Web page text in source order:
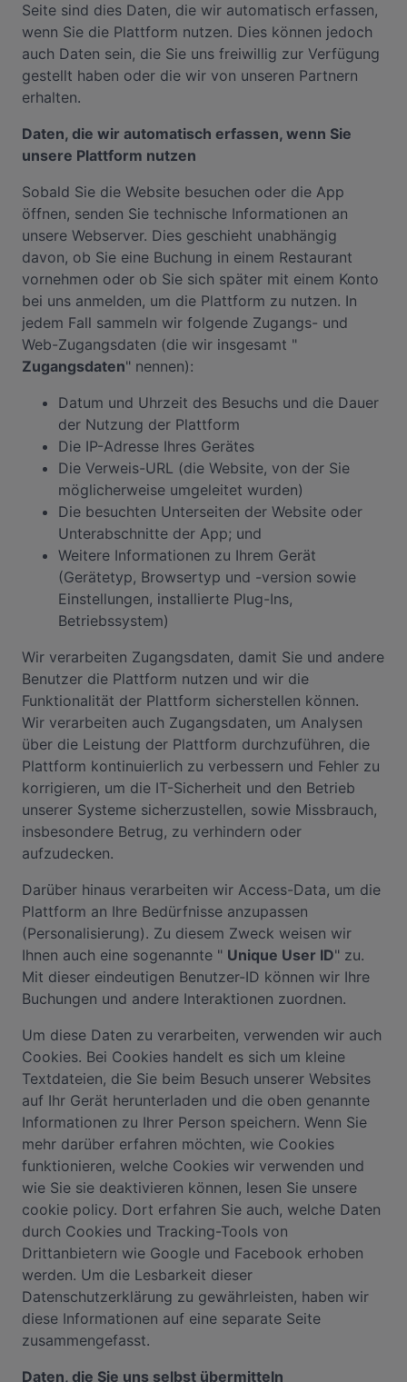
Seite sind dies Daten, die wir automatisch erfassen,
wenn Sie die Plattform nutzen. Dies können jedoch
auch Daten sein, die Sie uns freiwillig zur Verfügung
gestellt haben oder die wir von unseren Partnern
erhalten.
Daten, die wir automatisch erfassen, wenn Sie
unsere Plattform nutzen
Sobald Sie die Website besuchen oder die App
öffnen, senden Sie technische Informationen an
unsere Webserver. Dies geschieht unabhängig
davon, ob Sie eine Buchung in einem Restaurant
vornehmen oder ob Sie sich später mit einem Konto
bei uns anmelden, um die Plattform zu nutzen. In
jedem Fall sammeln wir folgende Zugangs- und
Web-Zugangsdaten (die wir insgesamt "
Zugangsdaten" nennen):
Datum und Uhrzeit des Besuchs und die Dauer
der Nutzung der Plattform
Die IP-Adresse Ihres Gerätes
Die Verweis-URL (die Website, von der Sie
möglicherweise umgeleitet wurden)
Die besuchten Unterseiten der Website oder
Unterabschnitte der App; und
Weitere Informationen zu Ihrem Gerät
(Gerätetyp, Browsertyp und -version sowie
Einstellungen, installierte Plug-Ins,
Betriebssystem)
Wir verarbeiten Zugangsdaten, damit Sie und andere
Benutzer die Plattform nutzen und wir die
Funktionalität der Plattform sicherstellen können.
Wir verarbeiten auch Zugangsdaten, um Analysen
über die Leistung der Plattform durchzuführen, die
Plattform kontinuierlich zu verbessern und Fehler zu
korrigieren, um die IT-Sicherheit und den Betrieb
unserer Systeme sicherzustellen, sowie Missbrauch,
insbesondere Betrug, zu verhindern oder
aufzudecken.
Darüber hinaus verarbeiten wir Access-Data, um die
Plattform an Ihre Bedürfnisse anzupassen
(Personalisierung). Zu diesem Zweck weisen wir
Ihnen auch eine sogenannte " Unique User ID" zu.
Mit dieser eindeutigen Benutzer-ID können wir Ihre
Buchungen und andere Interaktionen zuordnen.
Um diese Daten zu verarbeiten, verwenden wir auch
Cookies. Bei Cookies handelt es sich um kleine
Textdateien, die Sie beim Besuch unserer Websites
auf Ihr Gerät herunterladen und die oben genannte
Informationen zu Ihrer Person speichern. Wenn Sie
mehr darüber erfahren möchten, wie Cookies
funktionieren, welche Cookies wir verwenden und
wie Sie sie deaktivieren können, lesen Sie unsere
cookie policy. Dort erfahren Sie auch, welche Daten
durch Cookies und Tracking-Tools von
Drittanbietern wie Google und Facebook erhoben
werden. Um die Lesbarkeit dieser
Datenschutzerklärung zu gewährleisten, haben wir
diese Informationen auf eine separate Seite
zusammengefasst.
Daten, die Sie uns selbst übermitteln